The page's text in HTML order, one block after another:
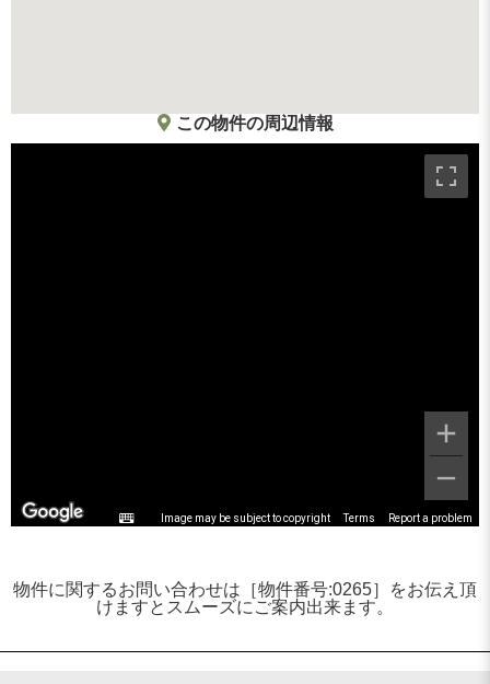
この物件の周辺情報
Image may be subject to copyright Terms Report a problem
物件に関するお問い合わせは［物件番号:0265］をお伝え頂
けますとスムーズにご案内出来ます。